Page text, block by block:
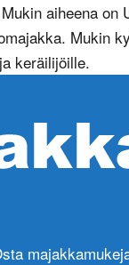
aiheena
keräilijöille.